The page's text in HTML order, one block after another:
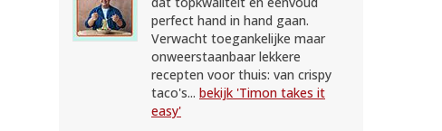
perfect hand in hand gaan.
Verwacht toegankelijke maar
onweerstaanbaar lekkere
recepten voor thuis: van crispy
taco's... bekijk 'Timon takes it
easy'